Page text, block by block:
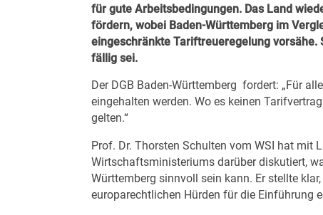
für gute Arbeitsbedingungen. Das Land
fördern, wobei Baden-Württemberg im
eingeschränkte Tariftreueregelung vorsähe.
fällig sei.
Der DGB Baden-Württemberg fordert: „Für
eingehalten werden. Wo es keinen
gelten.“
Prof. Dr. Thorsten Schulten vom WSI hat mit
Wirtschaftsministeriums darüber diskutiert,
Württemberg sinnvoll sein kann. Er stellte
europarechtlichen Hürden für die Einführung